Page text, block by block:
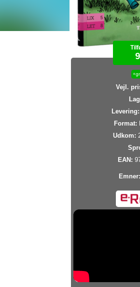
Vejl.
Levering:
Format:
Udkom:
EAN:
Emner: